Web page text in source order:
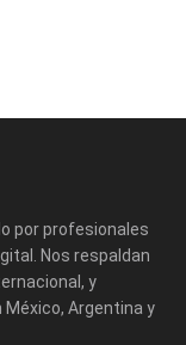
por profesionales
Nos respaldan
y
Argentina y